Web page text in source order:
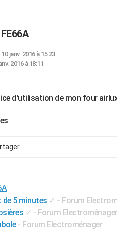
janv. 2016 à 15:23
2016 à 18:11
d'utilisation de mon four
5 minutes ✓ - Forum
✓ - Forum
- Forum Electroménager